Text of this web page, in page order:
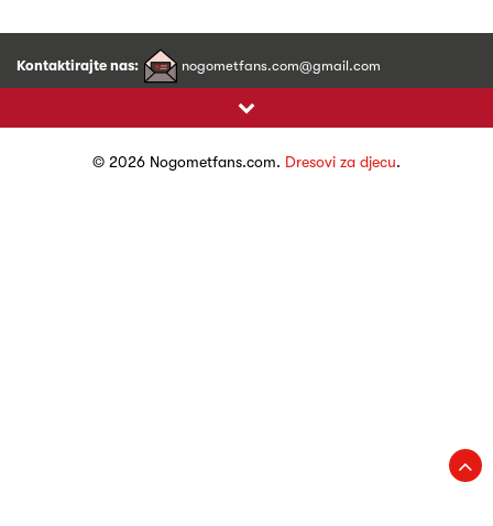
Kontaktirajte nas: nogometfans.com@gmail.com
© 2026 Nogometfans.com. Dresovi za djecu.